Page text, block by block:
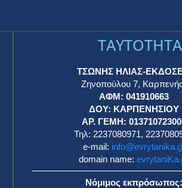
TAYTOTHTA
ΤΣΩΝΗΣ ΗΛΙΑΣ-
Ζηνοπούλου 7,
ΑΦΜ: 041910663
ΔΟΥ: ΚΑΡΠΕΝΗΣΙΟΥ
ΑΡ. ΓΕΜΗ:
Τηλ: 2237080971,
e-mail:
domain name:
Νόμιμος εκπρόσωπος: